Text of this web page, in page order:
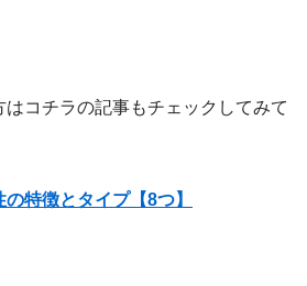
はコチラの記事もチェックしてみて
特徴とタイプ【8つ】